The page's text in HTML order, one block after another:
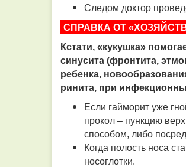
Следом доктор
СПРАВКА ОТ
Кстати, «кукушка»
синусита (фронтита,
ребенка,
ринита, при
Если гайморит уже
прокол – пункцию
способом, либо
Когда полость носа
носоглотки.